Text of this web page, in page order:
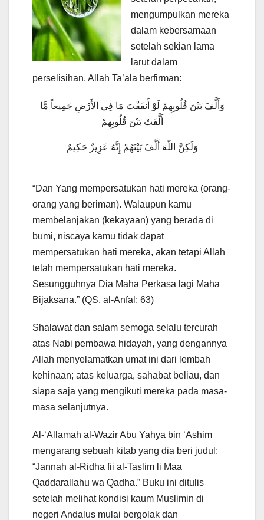
mengumpulkan mereka
dalam kebersamaan
setelah sekian lama
larut dalam
perselisihan. Allah Ta’ala berfirman:
وَأَلَّفَ بَيْنَ قُلُوبِهِمْ لَوْ أَنفَقْتَ مَا فِي الأَرْضِ جَمِيعاً مَّا
أَلَّفَتْ بَيْنَ قُلُوبِهِمْ
وَلَكِنَّ اللّهَ أَلَّفَ بَيْنَهُمْ إِنَّهُ عَزِيزٌ حَكِيمٌ
“Dan Yang mempersatukan hati mereka (orang-
orang yang beriman). Walaupun kamu
membelanjakan (kekayaan) yang berada di
bumi, niscaya kamu tidak dapat
mempersatukan hati mereka, akan tetapi Allah
telah mempersatukan hati mereka.
Sesungguhnya Dia Maha Perkasa lagi Maha
Bijaksana.” (QS. al-Anfal: 63)
Shalawat dan salam semoga selalu tercurah
atas Nabi pembawa hidayah, yang dengannya
Allah menyelamatkan umat ini dari lembah
kehinaan; atas keluarga, sahabat beliau, dan
siapa saja yang mengikuti mereka pada masa-
masa selanjutnya.
Al-‘Allamah al-Wazir Abu Yahya bin ‘Ashim
mengarang sebuah kitab yang dia beri judul:
“Jannah al-Ridha fii al-Taslim li Maa
Qaddarallahu wa Qadha.” Buku ini ditulis
setelah melihat kondisi kaum Muslimin di
negeri Andalus mulai bergolak dan